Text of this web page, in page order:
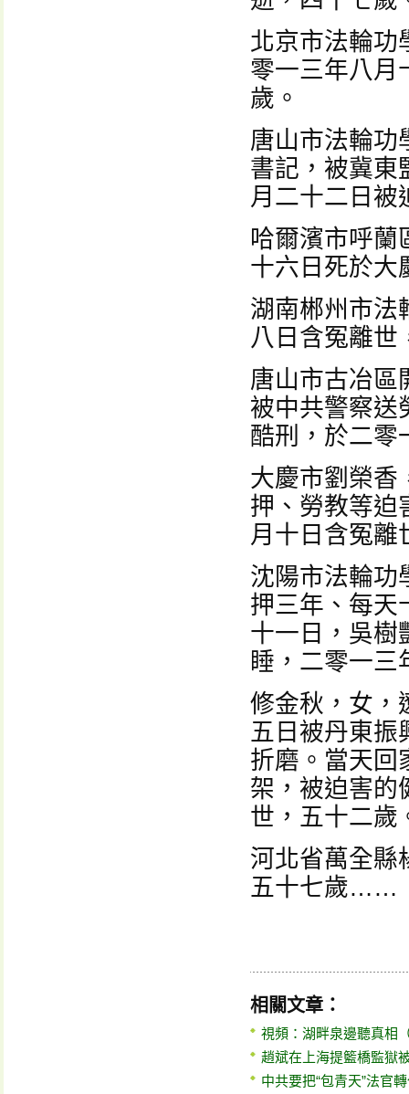
北京市法輪功
零一三年八月
歲。
唐山市法輪功
書記，被冀東
月二十二日被
哈爾濱市呼蘭
十六日死於大
湖南郴州市法
八日含冤離世
唐山市古冶區
被中共警察送
酷刑，於二零
大慶市劉榮香
押、勞教等迫
月十日含冤離
沈陽市法輪功
押三年、每天
十一日，吳樹
睡，二零一三
修金秋，女，
五日被丹東振
折磨。當天回
架，被迫害的
世，五十二歲
河北省萬全縣
五十七歲……
相關文章：
視頻：湖畔泉邊聽真相
趙斌在上海提籃橋監獄
中共要把“包青天”法官